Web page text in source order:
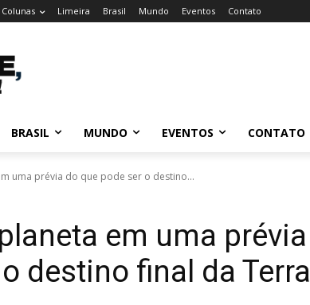
Colunas Limeira Brasil Mundo Eventos Contato
BRASIL MUNDO EVENTOS CONTATO
uma prévia do que pode ser o destino...
em uma prévia
destino final da Terra